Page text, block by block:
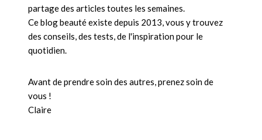
partage des articles toutes les semaines.
Ce blog beauté existe depuis 2013, vous y trouvez
des conseils, des tests, de l'inspiration pour le
quotidien.
Avant de prendre soin des autres, prenez soin de
vous !
Claire